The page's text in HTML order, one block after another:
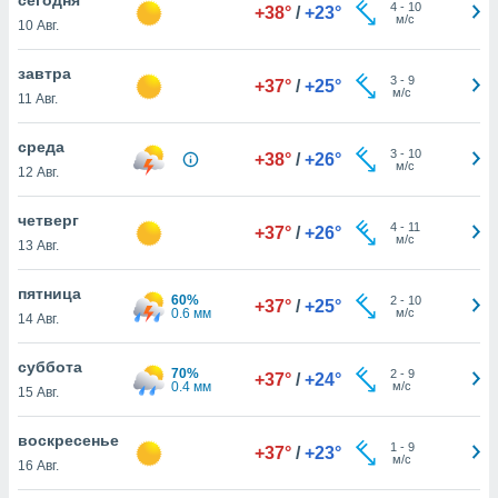
действия
на веб-
основе.
нашей
cookie
в
ВЫ
10 Авг.
+38° / +23° 4- 10
м/с
завтра
11 Авг.
+37° / +25° 3- 9
м/с
среда
12 Авг.
+38° / +26° 3- 10
м/с
четверг
13 Авг.
+37° / +26° 4- 11
м/с
пятница
14 Авг.
60%
0.6 мм
+37° / +25° 2- 10
м/с
суббота
15 Авг.
70%
0.4 мм
+37° / +24° 2- 9
м/с
воскресенье
16 Авг.
+37° / +23° 1 - 9
м/с